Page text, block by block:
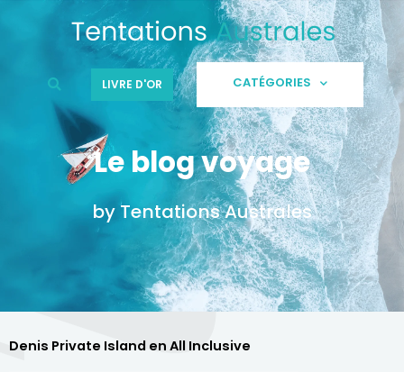
LIVRE D'OR CATÉGORIES
Le blog voyage
by Tentations Australes
Denis Private Island en All Inclusive